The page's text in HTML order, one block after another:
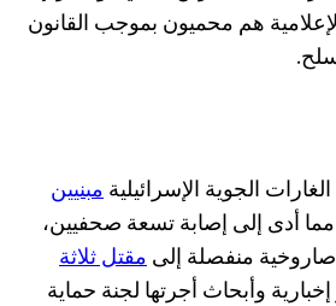
هم محميون بموجب القانون
الجوية الإسرائيليةمبنيين
مما أدى إلى إصابة تسعة صحفيين،
منفصلة إلىمقتل ثلاثة
إخبارية وأبحاث أجرتها لجنة حماية